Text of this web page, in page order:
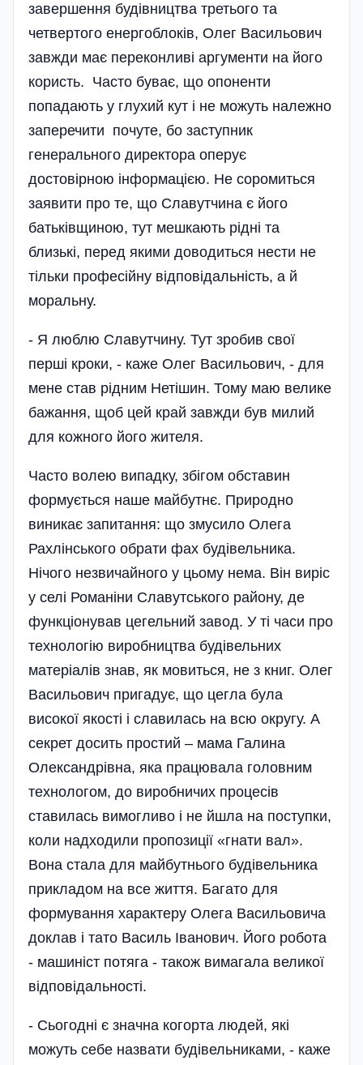
завершення будівництва третього та
четвертого енергоблоків, Олег Васильович
завжди має переконливі аргументи на його
користь. Часто буває, що опоненти
попадають у глухий кут і не можуть належно
заперечити почуте, бо заступник
генерального директора оперує
достовірною інформацією. Не соромиться
заявити про те, що Славутчина є його
батьківщиною, тут мешкають рідні та
близькі, перед якими доводиться нести не
тільки професійну відповідальність, а й
моральну.
- Я люблю Славутчину. Тут зробив свої
перші кроки, - каже Олег Васильович, - для
мене став рідним Нетішин. Тому маю велике
бажання, щоб цей край завжди був милий
для кожного його жителя.
Часто волею випадку, збігом обставин
формується наше майбутнє. Природно
виникає запитання: що змусило Олега
Рахлінського обрати фах будівельника.
Нічого незвичайного у цьому нема. Він виріс
у селі Романіни Славутського району, де
функціонував цегельний завод. У ті часи про
технологію виробництва будівельних
матеріалів знав, як мовиться, не з книг. Олег
Васильович пригадує, що цегла була
високої якості і славилась на всю округу. А
секрет досить простий – мама Галина
Олександрівна, яка працювала головним
технологом, до виробничих процесів
ставилась вимогливо і не йшла на поступки,
коли надходили пропозиції «гнати вал».
Вона стала для майбутнього будівельника
прикладом на все життя. Багато для
формування характеру Олега Васильовича
доклав і тато Василь Іванович. Його робота
- машиніст потяга - також вимагала великої
відповідальності.
- Сьогодні є значна когорта людей, які
можуть себе назвати будівельниками, - каже